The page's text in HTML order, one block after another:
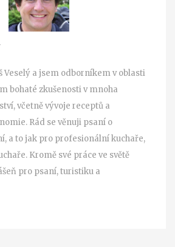
Veselý a jsem odborníkem v oblasti
bohaté zkušenosti v mnoha
včetně vývoje receptů a
Rád se věnuji psaní o
a to jak pro profesionální kuchaře,
Kromě své práce ve světě
pro psaní, turistiku a